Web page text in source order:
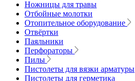
Ножницы для травы
Отбойные молотки
Отопительное оборудование
Отвёртки
Паяльники
Перфораторы
Пилы
Пистолеты для вязки арматуры
Пистолеты для герметика